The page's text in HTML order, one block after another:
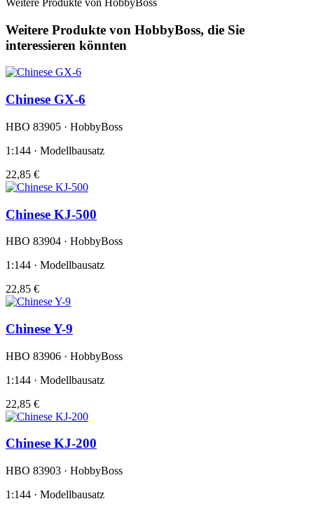
Weitere Produkte von HobbyBoss
Weitere Produkte von HobbyBoss, die Sie
interessieren könnten
Chinese GX-6
HBO 83905 · HobbyBoss
1:144 · Modellbausatz
22,85 €
Chinese KJ-500
HBO 83904 · HobbyBoss
1:144 · Modellbausatz
22,85 €
Chinese Y-9
HBO 83906 · HobbyBoss
1:144 · Modellbausatz
22,85 €
Chinese KJ-200
HBO 83903 · HobbyBoss
1:144 · Modellbausatz